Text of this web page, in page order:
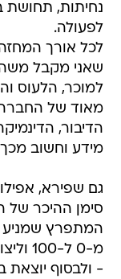
נחיתות, תחושת
לפעולה.
לכל אורך
שאני מקבל
למוכר, הלעוס
מאוד של החברה
הדיבור,
מידע וחשוב מכך
גם שפירא,
סימן ההיכר של
המתפרץ שמניע
מ-0
- ולבסוף יוצאת